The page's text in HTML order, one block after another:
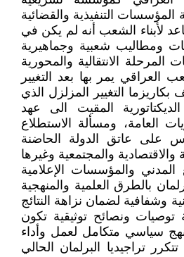
التنفيذية والقضائية
لأبناء الشعب أنه لم يكن في
ومطاليب شعبية وجماهيرية
الانتقالية والمحورية
العراقي يمر بها بعد التغيير
بكاريزما التغيير المزلزل الذي
المقيت الى عهد
العامة، ومسألة الاستطلاع
على عاتق الدولة الحاضنة
والاقتصادية والمجتمعية وغيرها
والمؤسسات الإعلامية
بالطرق العلمية والمنهجية
وشفافية لضمان نزاهة النتائج
توصيات ونصائح توثيقية تكون
سياسي متكامل لعمل وأداء
تراجيديا البرلمان الحالي